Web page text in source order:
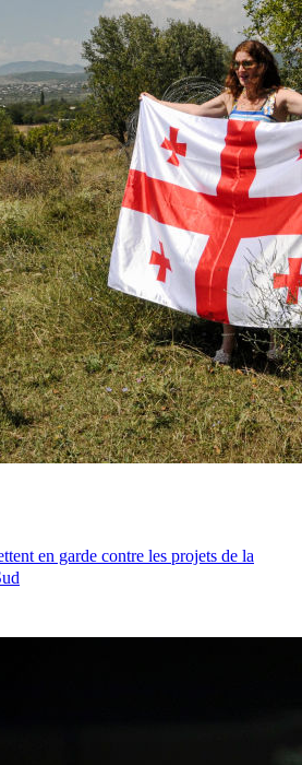
en garde contre les projets de la